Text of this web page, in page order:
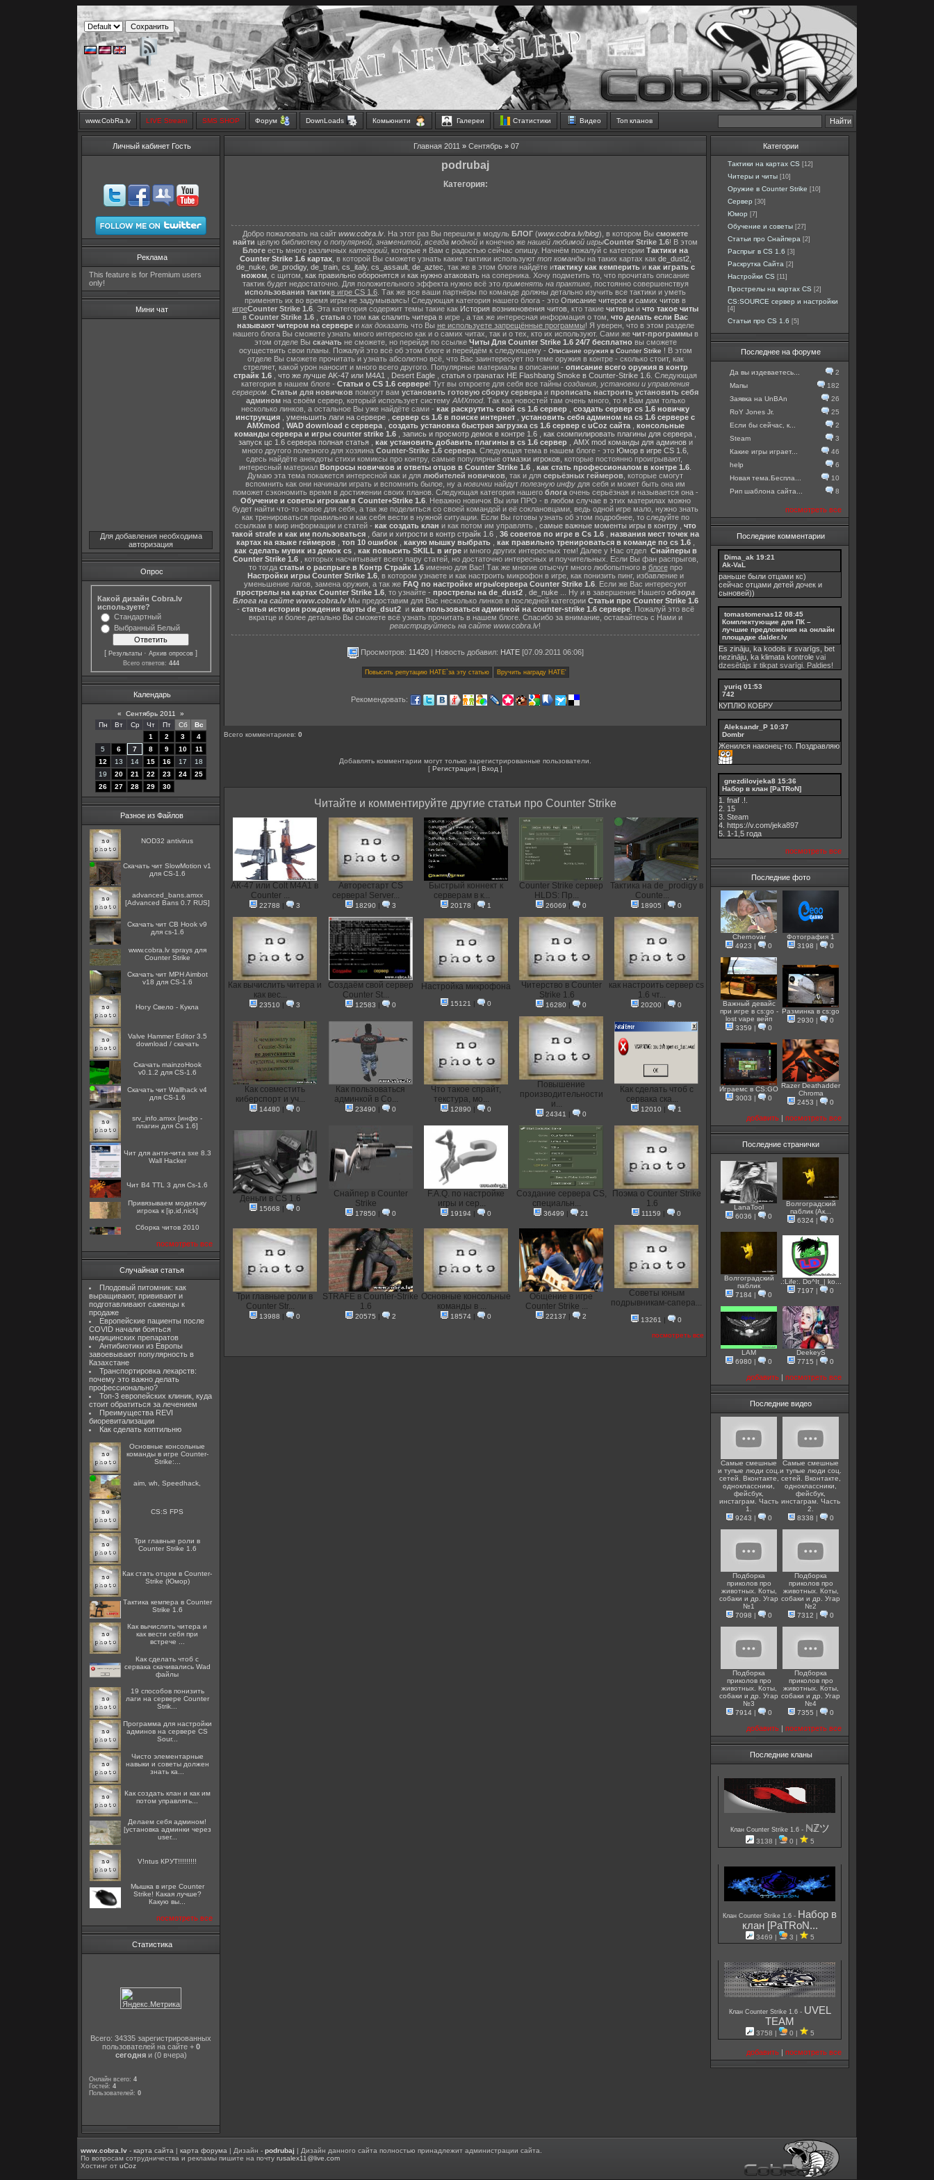
www.CobRa.lv LIVE Stream SMS SHOP Форум DownLoads Комьюнити Галереи Статистики Видео Топ кланов
Личный кабинет Гость
Реклама
This feature is for Premium users
only!
Мини чат
Для добавления необходима
авторизация
Опрос
Какой дизайн Cobra.lv
используете?
Стандартный
Выбранный Белый
[ Результаты · Архив опросов ]
Всего ответов: 444
Календарь
« Сентябрь 2011
»
Пн
Вт Ср Чт Пт Сб
Вс
1
2 3
4
5
6 7 8 9 10
11
12
13 14 15 16 17
18
19
20 21 22 23 24
25
26
27 28 29 30
Разное из Файлов
NOD32 antivirus
Скачать чит SlowMotion v1
для CS-1.6
advanced_bans.amxx
[Advanced Bans 0.7 RUS]
Скачать чит CB Hook v9
для cs-1.6
www.cobra.lv sprays для
Counter Strike
Скачать чит MPH Aimbot
v18 для CS-1.6
Ногу Свело - Кукла
Valve Hammer Editor 3.5
download / скачать
Скачать mainzoHook
v0.1.2 для CS-1.6
Скачать чит Wallhack v4
для CS-1.6
srv_info.amxx [инфо -
плагин для Cs 1.6]
Чит для анти-чита sxe 8.3
Wall Hacker
Чит B4 TTL 3 для Cs-1.6
Привязываем модельку
игрока к [ip,id,nick]
Сборка читов 2010
посмотреть все
Случайная статья
Плодовый питомник: как
выращивают, прививают и
подготавливают саженцы к
продаже
Европейские пациенты после
COVID начали бояться
медицинских препаратов
Антибиотики из Европы
завоевывают популярность в
Казахстане
Транспортировка лекарств:
почему это важно делать
профессионально?
Топ-3 европейских клиник, куда
стоит обратиться за лечением
Преимущества REVI
биоревитализации
Как сделать коптильню
Основные консольные
команды в игре Counter-
Strike:...
aim, wh, Speedhack,
CS:S FPS
Три главные роли в
Counter Strike 1.6
Как стать отцом в Counter-
Strike (Юмор)
Тактика кемпера в Counter
Strike 1.6
Как вычислить читера и
как вести себя при
встрече ...
Как сделать чтоб с
сервака скачивались Wad
файлы
19 способов понизить
лаги на сервере Counter
Strik...
Программа для настройки
админов на сервере CS
Sour...
Чисто элементарные
навыки и советы должен
знать ка...
Как создать клан и как им
потом управлять...
Делаем себя админом!
[установка админки через
user...
V!ntus КРУТ!!!!!!!!!
Мышка в игре Counter
Strike! Какая лучше?
Какую вы...
посмотреть все
Статистика
Всего: 34335 зарегистрированных
пользователей на сайте + 0
сегодняи (0 вчера)
Онлайн всего: 4
Гостей: 4
Пользователей: 0
Главная 2011 » Сентябрь » 07
podrubaj
Категория:
Добро пожаловать на сайт www.cobra.lv . На этот раз Вы перешли в модуль БЛОГ (www.cobra.lv/blog), в котором Вы сможете
найти целую библиотеку о популярной знаменитой всегда модной и конечно же нашей любимой игрыCounter Strike 1.6! В этом
Блоге есть много различных категорий , которые я Вам с радостью сейчас опишу. Начнём пожалуй с категории Тактики на
Counter Strike 1.6 картах, в которой Вы сможете узнать какие тактики используют топ командына таких картах как de_dust2,
de_nuke, de_prodigy, de_train, cs_italy, cs_assault, de_aztec , так же в этом блоге найдёте итактику как кемперитьи как играть с
ножом , с щитом, как правильно оборонятся и как нужно атаковать на соперника. Хочу подметить то, что прочитать описание
тактик будет недостаточно. Для положительного эффекта нужно всё это применять на практике, постоянно совершенствуя
использования тактикв игре CS 1.6 . Так же все ваши партнёры по команде должны детально изучить все тактики и уметь
применять их во время игры не задумываясь! Следующая категория нашего блога - это Описание читеров и самих читов в
игреCounter Strike 1.6 . Эта категория содержит темы такие как История возникновения читов , кто такие читеры и что такое читы
в Counter Strike 1.6 статья о том как спалить читера в игре , а так же интересная информация о том, что делать если Вас
называют читером на сервереи как доказать что Вы не используете запрещённые программы! Я уверен, что в этом разделе
нашего блога Вы сможете узнать много интересно как и о самих читах, так и о тех, кто их используют. Сами же чит-программыв
этом отделе Вы скачатьне сможете, но перейдя по ссылке Читы Для Counter Strike 1.6 24/7 бесплатновы сможете
осуществить свои планы. Пожалуй это всё об этом блоге и перейдём к следующему - Описание оружия в Counter Strike ! В этом
отделе Вы сможете прочитать и узнать абсолютно всё, что Вас заинтересует по теме оружия в контре - сколько стоит, как
стреляет, какой урон наносит и много всего другого. Популярные материалы в описании - описание всего оружия в контр
страйк 1.6
что же лучше AK-47 или M4A1 Desert Eagle статья о гранатах HE Flashbang Smoke в Counter-Strike 1.6 . Следующая
категория в нашем блоге - Статьи о CS 1.6 сервере! Тут вы откроете для себя все тайны создания, установки и управления
сервером Статьи для новичков помогут вам установить готовую сборку сервера и прописать настроить установить себя
админомна своём сервер, который использует систему AMXmod. Так как новостей там очень много, то я Вам дам только
несколько линков, а остальное Вы уже найдёте сами - как раскрутить свой cs 1.6 сервер
создать сервер cs 1.6 новичку
инструкция
уменьшить лаги на сервере сервер cs 1.6 в поиске интернет
установить себя админом на cs 1.6 сервере с
AMXmod
WAD download с сервера, создать установка быстрая загрузка cs 1.6 сервер с uCoz сайта, консольные
команды сервера и игры counter strike 1.6
запись и просмотр демок в контре 1.6 как скомпилировать плагины для сервера
запуск цс 1.6 сервера полная статья, как установить добавить плагины в cs 1.6 сервер, AMX mod команды для админови
много другого полезного для хозяина Counter-Strike 1.6 сервера . Следующая тема в нашем блоге - это Юмор в игре CS 1.6
сдесь найдёте анекдоты стихи комиксы про контру, самые популярные отмазки игроков , которые постоянно проигрывают,
интересный материал Вопросы новичков и ответы отцов в Counter Strike 1.6 как стать профессионалом в контре 1.6
Думаю эта тема покажется интересной как и для любителей новичков , так и для серьёзных геймеров , которые смогут
вспомнить как они начинали играть и вспомнить былое, ну а новички найдут полезную инфу для себя и может быть она им
поможет сэкономить время в достижении своих планов. Следующая категория нашего блогаочень серьёзная и называется она -
Обучение и советы игрокам в Counter+Strike 1.6. Неважно новичок Вы или ПРО - в любом случае в этих материлах можно
будет найти что-то новое для себя, а так же поделиться со своей командой и её соклановцами, ведь одной игре мало, нужно знать
как тренироваться правильно и как себя вести в нужной ситуации. Если Вы готовы узнать об этом подробнее, то следуйте по
ссылкам в мир информации и статей - как создать клан и как потом им управлять , самые важные моменты игры в контру, что
такой strafe и как им пользоваться
баги и хитрости в контр страйк 1.6 36 советов по игре в Cs 1.6
названия мест точек на
картах на языке геймеров, топ 10 ошибок, какую мышку выбрать, как правильно тренироваться в команде по cs 1.6,
как сделать мувик из демок cs, как повысить SKILL в игреи много других интересных тем! Далее у Нас отдел Снайперы в
Counter Strike 1.6, которых насчитывает всего пару статей, но достаточно интересных и поучительных. Если Вы фан распрыгов,
то тогда статьи о распрыге в Контр Страйк 1.6именно для Вас! Так же многие отысчут много любопытного в блогепро
Настройки игры Counter Strike 1.6, в котором узнаете и как настроить микрофон в игре, как понизить пинг, избавление и
уменьшение лагов, замена оружия, а так же FAQ по настройке игры/сервера Counter Strike 1.6 . Если же Вас интересуют
прострелы на картах Counter Strike 1.6, то узнайте - прострелы на de_dust2, de_nuke... Ну и в завершение Нашего обзора
Блога на сайте www.cobra.lvМы предоставим для Вас несколько линков в последней категории Статьи про Counter Strike 1.6
- статья история рождения карты de_dsut2и как пользоваться админкой на counter-strike 1.6 сервере. Пожалуй это всё
вкратце и более детально Вы сможете всё узнать прочитать в нашем блоге. Спасибо за внимание, оставайтесь с Нами и
регистрируйтесь на сайте www.cobra.lv!
Просмотров: 11420| Новость добавил: HATE[07.09.2011 06:06]
Рекомендовать:
Всего комментариев: 0
Добавлять комментарии могут только зарегистрированные пользователи.
[ Регистрация | Вход ]
Читайте и комментируйте другие статьи про Counter Strike
АК-47 или Colt M4A1 в
Counter ...
22788 | 3
Авторестарт CS
сервера! Server...
18290 | 3
Быстрый коннект к
серверам в к...
20178 | 1
Counter Strike сервер
HLDS: Пр...
26069 | 0
Тактика на de_prodigy в
Counte...
18905 | 0
Как вычислить читера и
как вес...
23510 | 3
Создаём свой сервер
Counter St...
12583 | 0
Настройка микрофона
15121 | 0
Читерство в Counter
Strike 1.6
16280 | 0
как настроить сервер cs
1.6 чт...
20200 | 0
Как совместить
киберспорт и уч...
14480 | 0
Как пользоваться
админкой в Co...
23490 | 0
Что такое спрайт,
текстура, мо...
12890 | 0
Повышение
производительности
и...
24341 | 0
Как сделать чтоб с
сервака ска...
12010 | 1
Деньги в CS 1.6
15668 | 0
Снайпер в Counter
Strike
17850 | 0
F.A.Q. по настройке
игры и сер...
19194 | 0
Создание сервера CS,
специальн...
36499 | 21
Поэма о Counter Strike
1.6
11159 | 0
Три главные роли в
Counter Str...
13988 | 0
STRAFE в Counter-Strike
1.6
20575 | 2
Основные консольные
команды в ...
18574 | 0
Общение в игре
Counter Strike ...
22137 | 2
Советы юным
подрывникам-сапера...
13261 |
0
посмотреть все
Категории
Тактики на картах CS [12]
Читеры и читы [10]
Оружие в Counter Strike [10]
Сервер [30]
Юмор [7]
Обучение и советы [27]
Статьи про Снайпера [2]
Распрыг в CS 1.6 [3]
Раскрутка Сайта [2]
Настройки CS [11]
Прострелы на картах CS [2]
CS:SOURCE сервер и настройки
[4]
Статьи про CS 1.6 [5]
Последнее на форуме
Да вы издеваетесь...
2
Мапы
182
Заявка на UnBAn
26
RoY Jones Jr.
25
Если бы сейчас, к...
2
Steam
3
Какие игры играет...
46
help
6
Новая тема.Беспла...
10
Рип шаблона сайта...
8
посмотреть все
Последние комментарии
Dima_ak 19:21
Ak-VaL
раньше были отцами кс)
сейчас отцами детей дочек и
сыновей))
tomastomenas12 08:45
Комплектующие для ПК –
лучшие предложения на онлайн
площадке dalder.lv
Es zināju, ka kodols ir svarīgs, bet
nezināju, ka klimata kontrole vai
dzesētājs ir tikpat svarīgi. Paldies!
yuriq 01:53
742
КУПЛЮ КОБРУ
Aleksandr_P 10:37
Dombr
Женился наконец-то. Поздравляю
gnezdilovjeka8 15:36
Набор в клан [PaTRoN]
1. fnaf .!.
2. 15
3. Steam
4. https://v.com/jeka897
5. 1-1,5 годa
посмотреть все
Последние фото
Chernovar
4923 | 0
Фотография 1
3198 | 0
Важный девайс
при игре в cs:go -
lost vape вейп
3359 | 0
Разминка в cs:go
2930 | 0
Играемс в CS:GO
3003 | 0
Razer Deathadder
Chroma
2453 | 0
добавить | посмотреть все
Последние странички
LanaTool
6036 | 0
Волгоградский
паблик (Ак...
6324 | 0
Волгоградский
паблик
7184 | 0
.:Life:. Do^It_| ko...
7197 | 0
LAM
6980 | 0
DeekeyS
7715 | 0
добавить | посмотреть все
Последние видео
Самые смешные
и тупые люди соц.
сетей. Вконтакте,
одноклассники,
фейсбук,
инстаграм. Часть
1.
9243 | 0
Самые смешные
и тупые люди соц.
сетей. Вконтакте,
одноклассники,
фейсбук,
инстаграм. Часть
2.
8338 | 0
Подборка
приколов про
животных. Коты,
собаки и др. Угар
№1
7098 | 0
Подборка
приколов про
животных. Коты,
собаки и др. Угар
№2
7312 | 0
Подборка
приколов про
животных. Коты,
собаки и др. Угар
№3
7914| 0
Подборка
приколов про
животных. Коты,
собаки и др. Угар
№4
7355 | 0
добавить | посмотреть все
Последние кланы
Клан Counter Strike 1.6 - ℕℤツ
3138 | 0 | 5
Клан Counter Strike 1.6 - Набор в
клан [PaTRoN...
3469 | 3 | 5
Клан Counter Strike 1.6 - UVEL
TEAM
3758 | 0 | 5
добавить | посмотреть все
www.cobra.lv - карта сайта | карта форума | Дизайн - podrubaj | Дизайн данного сайта полностью принадлежит администрации сайта.
По вопросам сотрудничества и рекламы пишите на почту rusalex11@live.com
Хостинг от uCoz